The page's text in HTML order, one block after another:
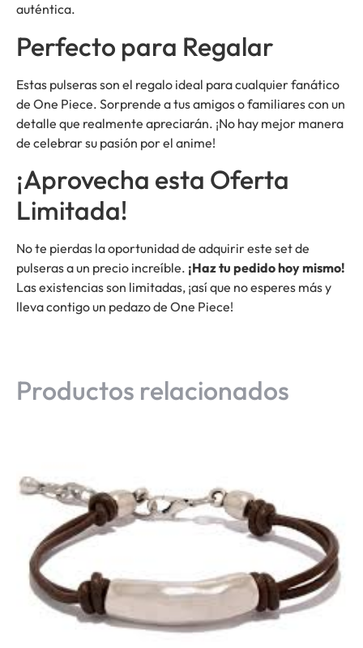
auténtica.
Perfecto para Regalar
Estas pulseras son el regalo ideal para cualquier fanático
de One Piece. Sorprende a tus amigos o familiares con un
detalle que realmente apreciarán. ¡No hay mejor manera
de celebrar su pasión por el anime!
¡Aprovecha esta Oferta
Limitada!
No te pierdas la oportunidad de adquirir este set de
pulseras a un precio increíble. ¡Haz tu pedido hoy mismo!
Las existencias son limitadas, ¡así que no esperes más y
lleva contigo un pedazo de One Piece!
Productos relacionados